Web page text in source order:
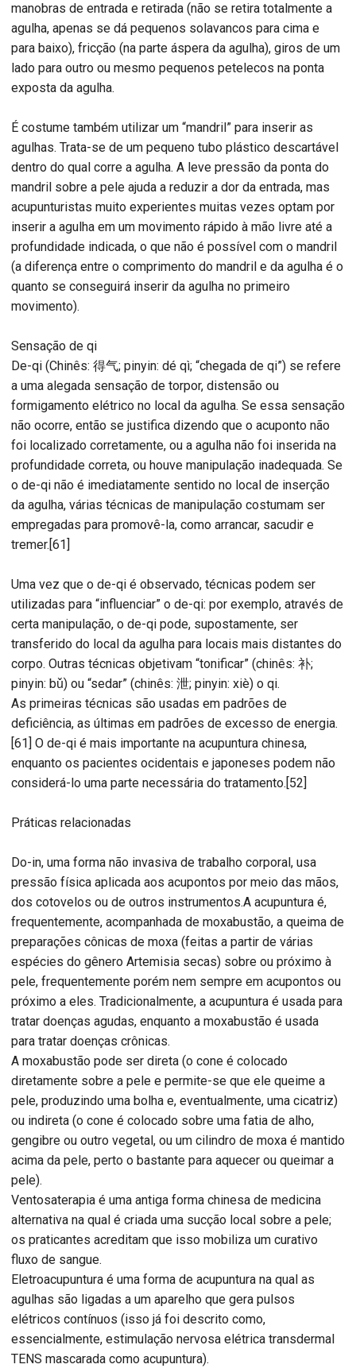
manobras de entrada e retirada (não se retira totalmente a
agulha, apenas se dá pequenos solavancos para cima e
para baixo), fricção (na parte áspera da agulha), giros de um
lado para outro ou mesmo pequenos petelecos na ponta
exposta da agulha.
É costume também utilizar um “mandril” para inserir as
agulhas. Trata-se de um pequeno tubo plástico descartável
dentro do qual corre a agulha. A leve pressão da ponta do
mandril sobre a pele ajuda a reduzir a dor da entrada, mas
acupunturistas muito experientes muitas vezes optam por
inserir a agulha em um movimento rápido à mão livre até a
profundidade indicada, o que não é possível com o mandril
(a diferença entre o comprimento do mandril e da agulha é o
quanto se conseguirá inserir da agulha no primeiro
movimento).
Sensação de qi
De-qi (Chinês: 得气; pinyin: dé qì; “chegada de qi”) se refere
a uma alegada sensação de torpor, distensão ou
formigamento elétrico no local da agulha. Se essa sensação
não ocorre, então se justifica dizendo que o acuponto não
foi localizado corretamente, ou a agulha não foi inserida na
profundidade correta, ou houve manipulação inadequada. Se
o de-qi não é imediatamente sentido no local de inserção
da agulha, várias técnicas de manipulação costumam ser
empregadas para promovê-la, como arrancar, sacudir e
tremer.[61]
Uma vez que o de-qi é observado, técnicas podem ser
utilizadas para “influenciar” o de-qi: por exemplo, através de
certa manipulação, o de-qi pode, supostamente, ser
transferido do local da agulha para locais mais distantes do
corpo. Outras técnicas objetivam “tonificar” (chinês: 补;
pinyin: bǔ) ou “sedar” (chinês: 泄; pinyin: xiè) o qi.
As primeiras técnicas são usadas em padrões de
deficiência, as últimas em padrões de excesso de energia.
[61] O de-qi é mais importante na acupuntura chinesa,
enquanto os pacientes ocidentais e japoneses podem não
considerá-lo uma parte necessária do tratamento.[52]
Práticas relacionadas
Do-in, uma forma não invasiva de trabalho corporal, usa
pressão física aplicada aos acupontos por meio das mãos,
dos cotovelos ou de outros instrumentos.A acupuntura é,
frequentemente, acompanhada de moxabustão, a queima de
preparações cônicas de moxa (feitas a partir de várias
espécies do gênero Artemisia secas) sobre ou próximo à
pele, frequentemente porém nem sempre em acupontos ou
próximo a eles. Tradicionalmente, a acupuntura é usada para
tratar doenças agudas, enquanto a moxabustão é usada
para tratar doenças crônicas.
A moxabustão pode ser direta (o cone é colocado
diretamente sobre a pele e permite-se que ele queime a
pele, produzindo uma bolha e, eventualmente, uma cicatriz)
ou indireta (o cone é colocado sobre uma fatia de alho,
gengibre ou outro vegetal, ou um cilindro de moxa é mantido
acima da pele, perto o bastante para aquecer ou queimar a
pele).
Ventosaterapia é uma antiga forma chinesa de medicina
alternativa na qual é criada uma sucção local sobre a pele;
os praticantes acreditam que isso mobiliza um curativo
fluxo de sangue.
Eletroacupuntura é uma forma de acupuntura na qual as
agulhas são ligadas a um aparelho que gera pulsos
elétricos contínuos (isso já foi descrito como,
essencialmente, estimulação nervosa elétrica transdermal
TENS mascarada como acupuntura).